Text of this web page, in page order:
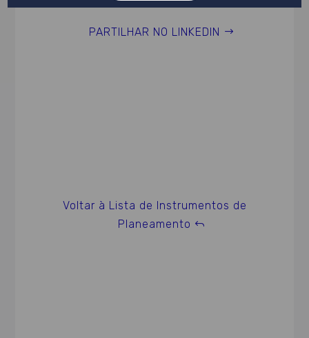
PARTILHAR NO LINKEDIN
Voltar à Lista de Instrumentos de
Planeamento